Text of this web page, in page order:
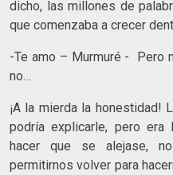
dicho, las millones de
que comenzaba a crecer
-Te amo – Murmuré - Pero
no…
¡A la mierda la honestidad!
podría explicarle, pero
hacer que se alejase,
permitirnos volver para